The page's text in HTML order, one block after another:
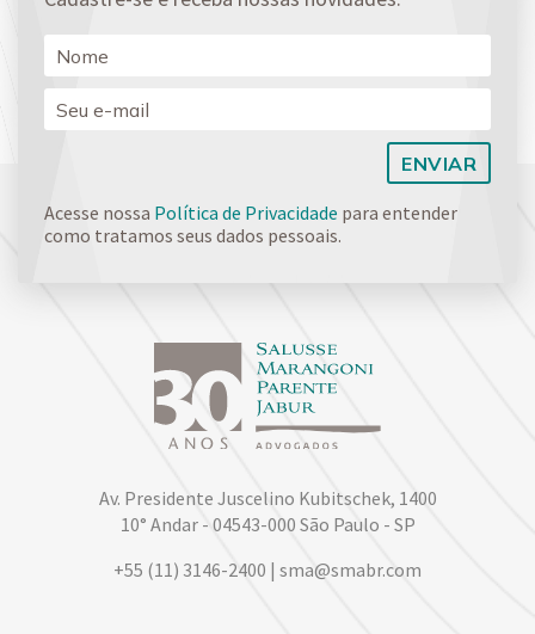
Acesse nossa Política de Privacidade para entender
como tratamos seus dados pessoais.
Av. Presidente Juscelino Kubitschek, 1400
10° Andar - 04543-000 São Paulo - SP
+55 (11) 3146-2400 | sma@smabr.com